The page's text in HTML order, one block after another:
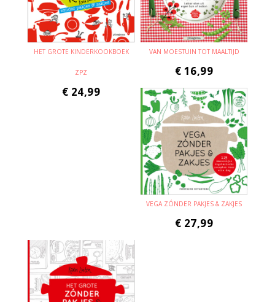
HET GROTE KINDERKOOKBOEK
ZPZ
€ 24,99
VAN MOESTUIN TOT MAALTIJD
€ 16,99
VEGA ZÓNDER PAKJES & ZAKJES
€ 27,99